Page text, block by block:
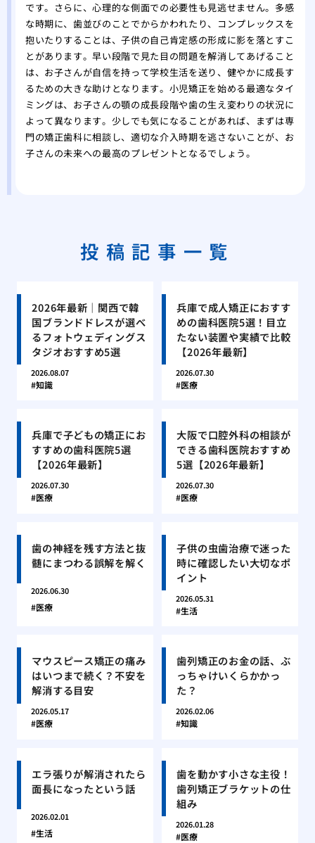
です。さらに、心理的な側面での必要性も見逃せません。多感
な時期に、歯並びのことでからかわれたり、コンプレックスを
抱いたりすることは、子供の自己肯定感の形成に影を落とすこ
とがあります。早い段階で見た目の問題を解消してあげること
は、お子さんが自信を持って学校生活を送り、健やかに成長す
るための大きな助けとなります。小児矯正を始める最適なタイ
ミングは、お子さんの顎の成長段階や歯の生え変わりの状況に
よって異なります。少しでも気になることがあれば、まずは専
門の矯正歯科に相談し、適切な介入時期を逃さないことが、お
子さんの未来への最高のプレゼントとなるでしょう。
投稿記事一覧
2026年最新｜関西で韓
国ブランドドレスが選べ
るフォトウェディングス
タジオおすすめ5選
2026.08.07
知識
兵庫で成人矯正におすす
めの歯科医院5選！目立
たない装置や実績で比較
【2026年最新】
2026.07.30
医療
兵庫で子どもの矯正にお
すすめの歯科医院5選
【2026年最新】
2026.07.30
医療
大阪で口腔外科の相談が
できる歯科医院おすすめ
5選【2026年最新】
2026.07.30
医療
歯の神経を残す方法と抜
髄にまつわる誤解を解く
2026.06.30
医療
子供の虫歯治療で迷った
時に確認したい大切なポ
イント
2026.05.31
生活
マウスピース矯正の痛み
はいつまで続く？不安を
解消する目安
2026.05.17
医療
歯列矯正のお金の話、ぶ
っちゃけいくらかかっ
た？
2026.02.06
知識
エラ張りが解消されたら
面長になったという話
2026.02.01
生活
歯を動かす小さな主役！
歯列矯正ブラケットの仕
組み
2026.01.28
医療